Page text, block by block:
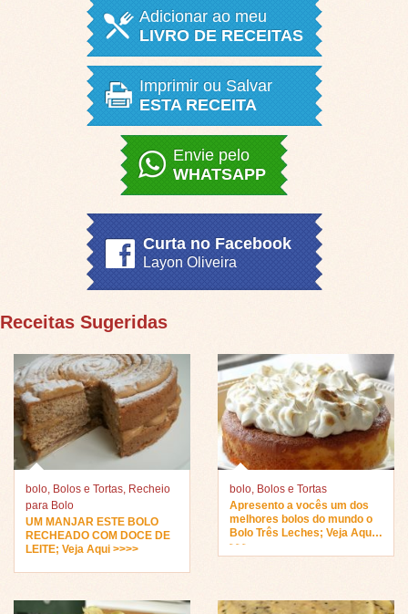
Adicionar ao meu
LIVRO DE RECEITAS
Imprimir ou Salvar
ESTA RECEITA
Envie pelo
WHATSAPP
Curta no Facebook
Layon Oliveira
Receitas Sugeridas
bolo, Bolos e Tortas, Recheio
para Bolo
UM MANJAR ESTE BOLO
RECHEADO COM DOCE DE
LEITE; Veja Aqui >>>>
bolo, Bolos e Tortas
Apresento a vocês um dos
melhores bolos do mundo o
Bolo Três Leches; Veja Aqui
>>>